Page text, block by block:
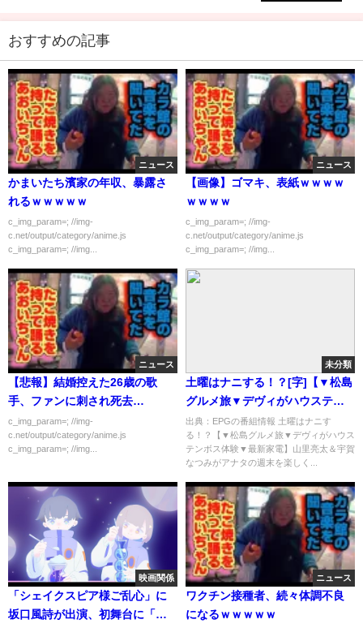
おすすめの記事
ニュース
かまいたち濱家の年収、暴露さ
れるｗｗｗｗｗ
c_img_param=; //img-
c.net/output/category/anime.js
c_img_param=; //img...
ニュース
【画像】ゴマキ、表紙ｗｗｗｗ
ｗｗｗｗ
c_img_param=; //img-
c.net/output/category/anime.js
c_img_param=; //img...
ニュース
【悲報】結婚控えた26歳の歌
手、ファンに刺され死去…
c_img_param=; //img-
c.net/output/category/anime.js
c_img_param=; //img...
未分類
土曜はナニする！？[字]【▼松島
グルメ旅▼デヴィがハウステン
ボス体験▼最新家電】…の番組
内容解析まとめ
出典：EPGの番組情報 土曜はナニす
る！？【▼松島グルメ旅▼デヴィがハウス
テンボス体験▼最新家電】山里亮太＆宇賀
なつみがアナタの週末を楽しく...
映画関係
「シェイクスピア様ご乱心」に
坂口風詩が出演、初舞台に「自
ニュース
ワクチン接種者、続々体調不良
になるｗｗｗｗｗ